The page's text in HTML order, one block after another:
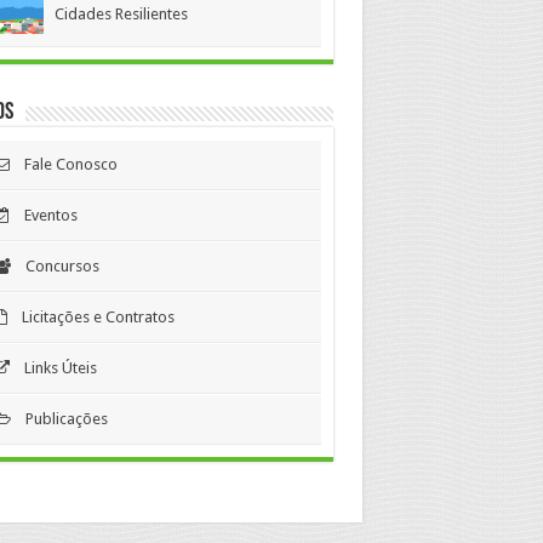
Cidades Resilientes
Fale Conosco
Eventos
Concursos
Licitações e Contratos
Links Úteis
Publicações